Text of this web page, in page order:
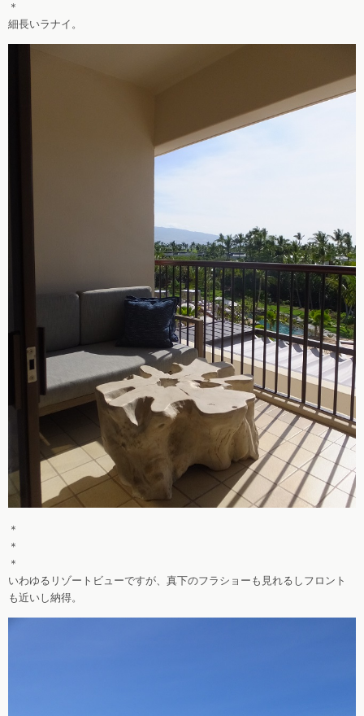
＊
細長いラナイ。
＊
＊
＊
いわゆるリゾートビューですが、真下のフラショーも見れるしフロント
も近いし納得。